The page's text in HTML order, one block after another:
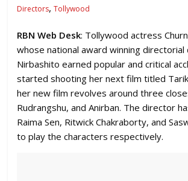
Directors,Tollywood
RBN Web Desk: Tollywood actress
whose national award winning directorial
Nirbashito earned popular and critical
started shooting her next film titled
her new film revolves around three
Rudrangshu, and Anirban. The director
Raima Sen, Ritwick Chakraborty, and
to play the characters respectively.